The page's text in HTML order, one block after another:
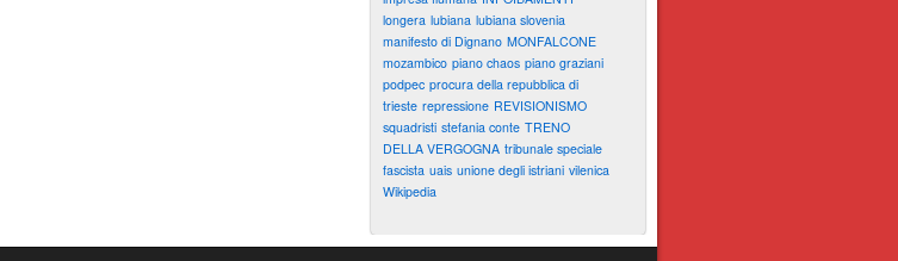
longera lubiana lubiana slovenia
manifesto di Dignano MONFALCONE
mozambico piano chaos piano graziani
podpec procura della repubblica di
trieste repressione REVISIONISMO
squadristi stefania conte TRENO
DELLA VERGOGNA tribunale speciale
fascista uais unione degli istriani vilenica
Wikipedia